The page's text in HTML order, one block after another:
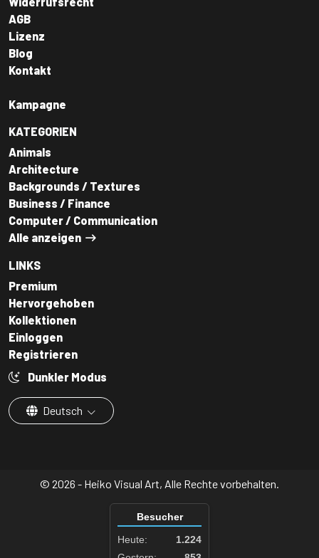
AGB
Lizenz
Blog
Kontakt
Kampagne
KATEGORIEN
Animals
Architecture
Backgrounds / Textures
Business / Finance
Computer / Communication
Alle anzeigen
LINKS
Premium
Hervorgehoben
Kollektionen
Einloggen
Registrieren
Dunkler Modus
Deutsch
© 2026 - Heiko Visual Art, Alle Rechte vorbehalten.
Besucher
Heute:
1.224